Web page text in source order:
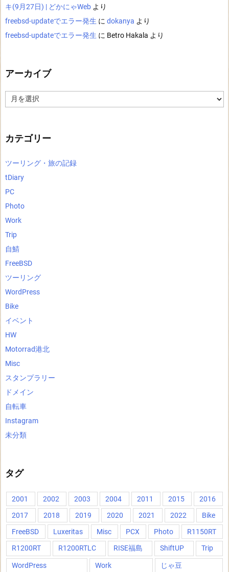
キ(9月27日) | どかにゃWeb より
freebsd-updateでエラー発生 に dokanya より
freebsd-updateでエラー発生 に Betro Hakala より
アーカイブ
ー
カテゴリー
ツーリング・旅の記録
tDiary
PC
Photo
Work
Trip
自鯖
FreeBSD
ツーリング
WordPress
Bike
イベント
HW
Motorrad港北
Misc
スタンプラリー
ドメイン
自転車
Instagram
未分類
タグ
2001 2002 2003 2004 2011 2015
2016
2017
2018 2019 2020 2021 2022
Bike
FreeBSD
Luxeritas Misc PCX Photo
R1150RT
R1200RT
R1200RTLC RISE福島 ShiftUP Trip
WordPress Work じゃ豆